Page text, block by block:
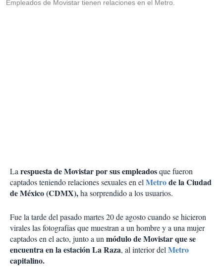
Empleados de Movistar tienen relaciones en el Metro.
Larespuesta de Movistar por sus empleadosque fueron
captados teniendo relaciones sexuales en elMetrode la Ciudad
de México (CDMX),ha sorprendido a los usuarios.
Fue la tarde del pasado martes 20 de agosto cuando se hicieron
virales las fotografías que muestran a un hombre y a una mujer
captados en el acto, junto a unmódulo de Movistar que se
encuentra en la estación La Raza, al interior delMetro
capitalino.